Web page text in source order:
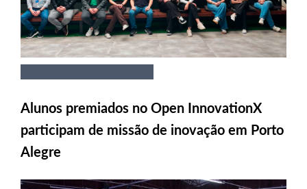
Alunos premiados no Open InnovationX
participam de missão de inovação em Porto
Alegre